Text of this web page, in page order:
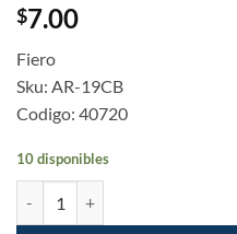
$7.00
Fiero
Sku: AR-19CB
Codigo: 40720
10 disponibles